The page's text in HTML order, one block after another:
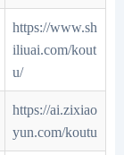
https://www.sh
iliuai.com/kout
u/
https://ai.zixiao
yun.com/koutu